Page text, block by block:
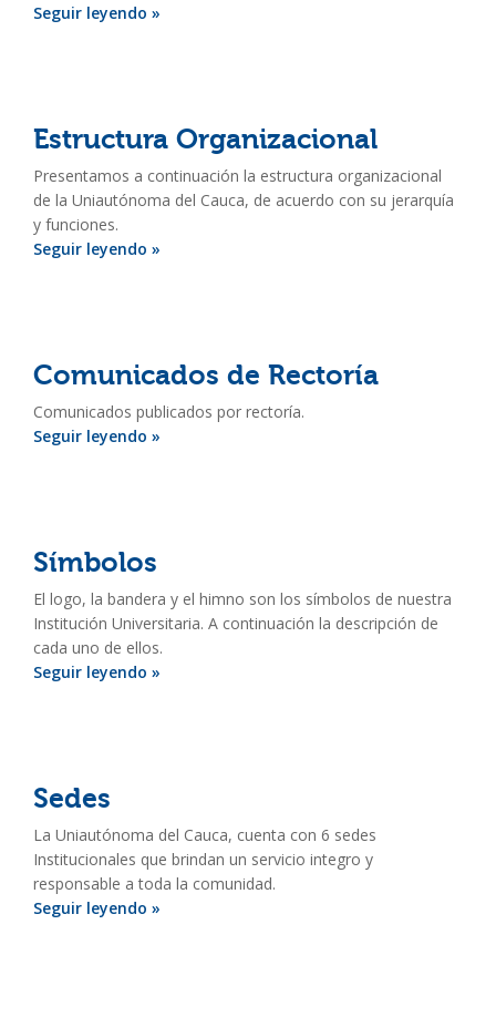
Seguir leyendo »
Estructura Organizacional
Presentamos a continuación la estructura organizacional
de la Uniautónoma del Cauca, de acuerdo con su jerarquía
y funciones.
Seguir leyendo »
Comunicados de Rectoría
Comunicados publicados por rectoría.
Seguir leyendo »
Símbolos
El logo, la bandera y el himno son los símbolos de nuestra
Institución Universitaria. A continuación la descripción de
cada uno de ellos.
Seguir leyendo »
Sedes
La Uniautónoma del Cauca, cuenta con 6 sedes
Institucionales que brindan un servicio integro y
responsable a toda la comunidad.
Seguir leyendo »